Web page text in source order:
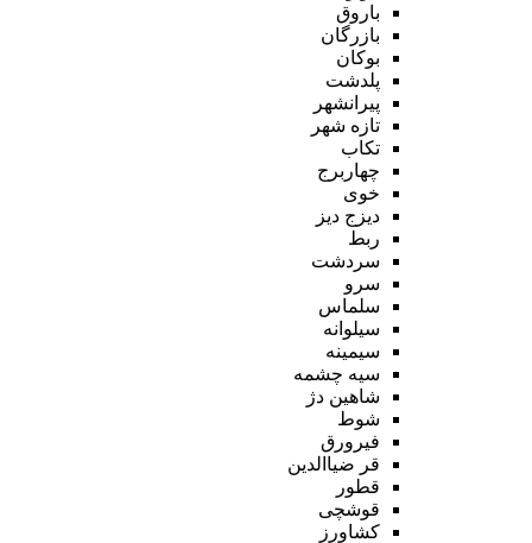
باروق
بازرگان
بوکان
پلدشت
پیرانشهر
تازه شهر
تکاب
چهاربرج
خوی
دیزج دیز
ربط
سردشت
سرو
سلماس
سیلوانه
سیمینه
سیه چشمه
شاهین دژ
شوط
فیرورق
قر ضیاالدین
قطور
قوشچی
کشاورز